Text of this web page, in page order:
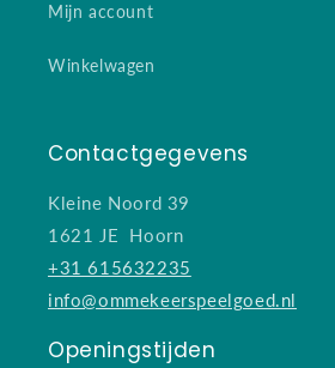
Mijn account
Winkelwagen
Contactgegevens
Kleine Noord 39
1621 JE Hoorn
+31 615632235
info@ommekeerspeelgoed.nl
Openingstijden